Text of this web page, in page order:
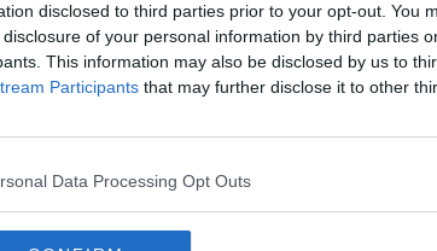
disclosed to third parties prior to your opt-out. You
of your personal information by third parties
This information may also be disclosed by us to
Participants that may further disclose it to other
Data Processing Opt Outs
di Maria Caruso